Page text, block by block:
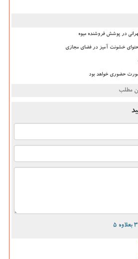
محتوای خشونت آمیز در فضای مجازی
مطلب